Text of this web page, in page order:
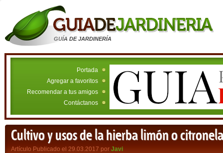
GUÍA DE JARDINERÍA
Portada
Agregar a favoritos
Recomendar a tus amigos
Contáctanos
Cultivo y usos de la hierba limón o citronela
Artículo Publicado el 29.03.2017 por Javi